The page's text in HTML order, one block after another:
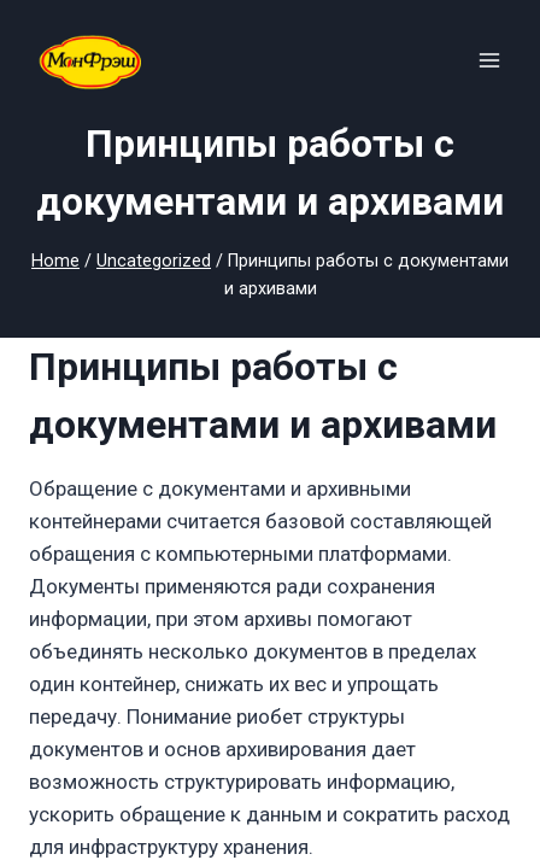
content
Принципы работы с
документами и архивами
Home / Uncategorized / Принципы работы с документами
и архивами
Принципы работы с
документами и архивами
Обращение с документами и архивными
контейнерами считается базовой составляющей
обращения с компьютерными платформами.
Документы применяются ради сохранения
информации, при этом архивы помогают
объединять несколько документов в пределах
один контейнер, снижать их вес и упрощать
передачу. Понимание риобет структуры
документов и основ архивирования дает
возможность структурировать информацию,
ускорить обращение к данным и сократить расход
для инфраструктуру хранения.